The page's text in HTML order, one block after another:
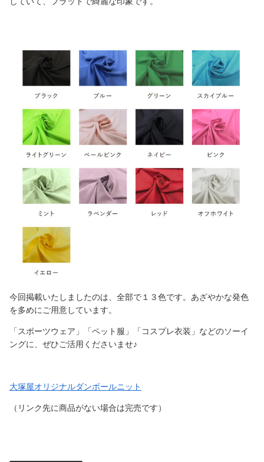
今回掲載いたしましたのは、全部で１３色です。あざやかな発色
を多めにご用意しています。
「スポーツウェア」「ペット服」「コスプレ衣装」などのソーイ
ングに、ぜひご活用くださいませ♪
大塚屋オリジナルダンボールニット
（リンク先に商品がない場合は完売です）